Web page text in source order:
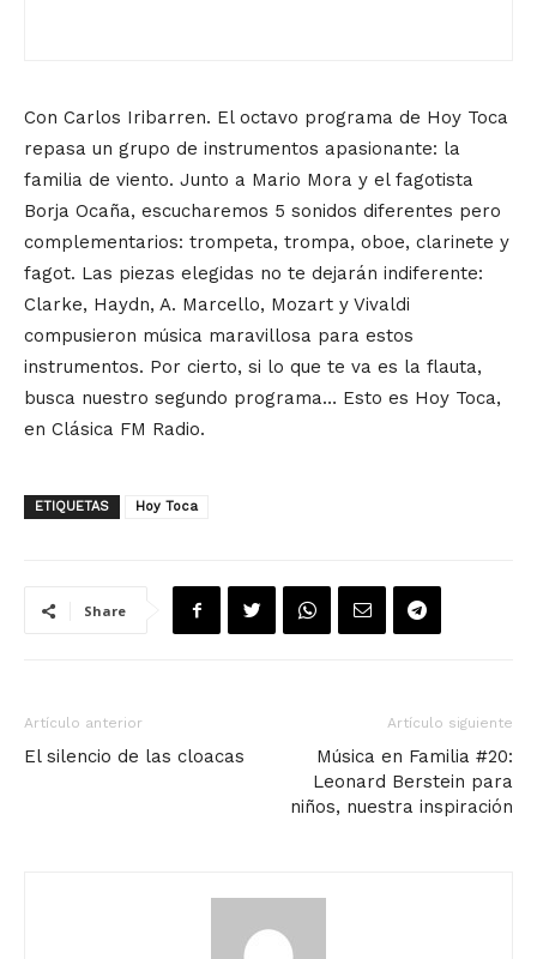
Con Carlos Iribarren. El octavo programa de Hoy Toca
repasa un grupo de instrumentos apasionante: la
familia de viento. Junto a Mario Mora y el fagotista
Borja Ocaña, escucharemos 5 sonidos diferentes pero
complementarios: trompeta, trompa, oboe, clarinete y
fagot. Las piezas elegidas no te dejarán indiferente:
Clarke, Haydn, A. Marcello, Mozart y Vivaldi
compusieron música maravillosa para estos
instrumentos. Por cierto, si lo que te va es la flauta,
busca nuestro segundo programa… Esto es Hoy Toca,
en Clásica FM Radio.
ETIQUETAS Hoy Toca
Share
Artículo anterior
El silencio de las cloacas
Artículo siguiente
Música en Familia #20:
Leonard Berstein para
niños, nuestra inspiración